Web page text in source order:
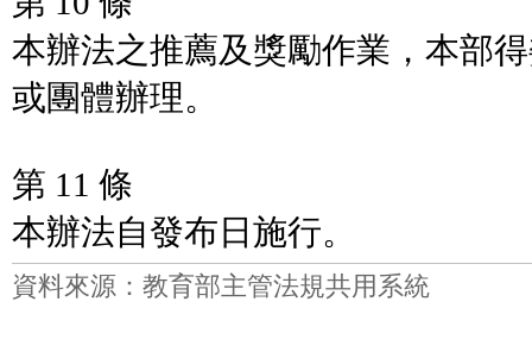
本辦法之推薦及獎勵作業，本部
或團體辦理。
第 11 條
本辦法自發布日施行。
資料來源：教育部主管法規共用系統